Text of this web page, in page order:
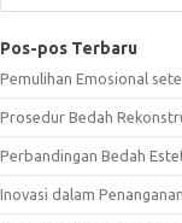
Pos-pos Terbaru
Pemulihan Emosional
Prosedur Bedah
Perbandingan Bedah
Inovasi dalam